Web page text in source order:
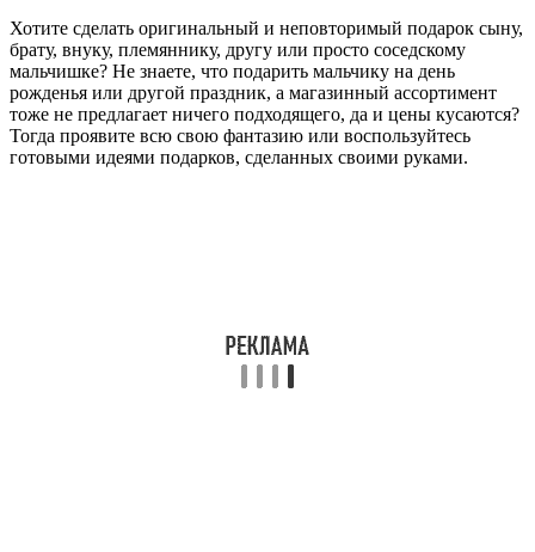
Хотите сделать оригинальный и неповторимый подарок сыну,
брату, внуку, племяннику, другу или просто соседскому
мальчишке? Не знаете, что подарить мальчику на день
рожденья или другой праздник, а магазинный ассортимент
тоже не предлагает ничего подходящего, да и цены кусаются?
Тогда проявите всю свою фантазию или воспользуйтесь
готовыми идеями подарков, сделанных своими руками.